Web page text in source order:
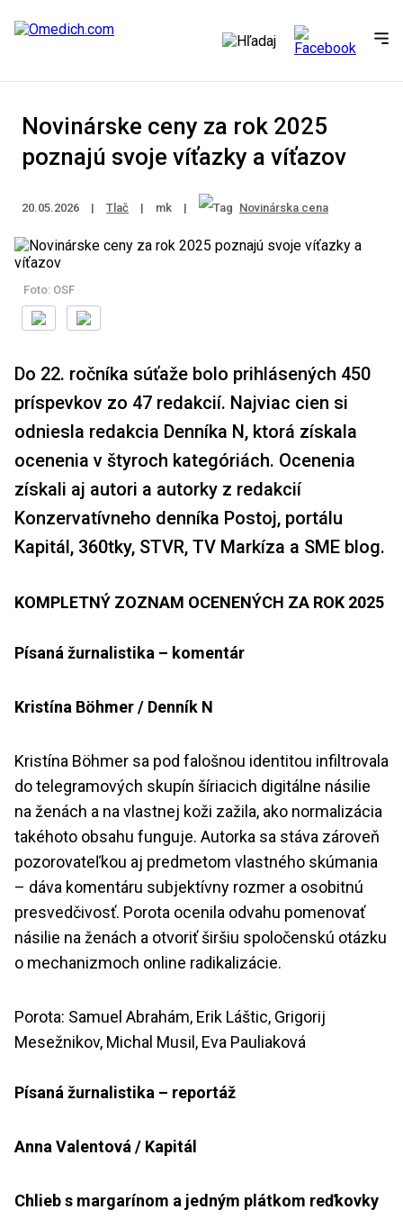
Novinárske ceny za rok 2025
poznajú svoje víťazky a víťazov
20.05.2026 | Tlač | mk | Novinárska cena
Foto: OSF
Do 22. ročníka súťaže bolo prihlásených 450
príspevkov zo 47 redakcií. Najviac cien si
odniesla redakcia Denníka N, ktorá získala
ocenenia v štyroch kategóriách. Ocenenia
získali aj autori a autorky z redakcií
Konzervatívneho denníka Postoj, portálu
Kapitál, 360tky, STVR, TV Markíza a SME blog.
KOMPLETNÝ ZOZNAM OCENENÝCH ZA ROK 2025
Písaná žurnalistika – komentár
Kristína Böhmer / Denník N
Kristína Böhmer sa pod falošnou identitou infiltrovala
do telegramových skupín šíriacich digitálne násilie
na ženách a na vlastnej koži zažila, ako normalizácia
takéhoto obsahu funguje. Autorka sa stáva zároveň
pozorovateľkou aj predmetom vlastného skúmania
– dáva komentáru subjektívny rozmer a osobitnú
presvedčivosť. Porota ocenila odvahu pomenovať
násilie na ženách a otvoriť širšiu spoločenskú otázku
o mechanizmoch online radikalizácie.
Porota: Samuel Abrahám, Erik Láštic, Grigorij
Mesežnikov, Michal Musil, Eva Pauliaková
Písaná žurnalistika – reportáž
Anna Valentová / Kapitál
Chlieb s margarínom a jedným plátkom reďkovky